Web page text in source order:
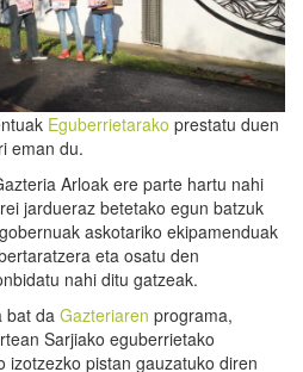
Eguberrietarako prestatu duen
eman du.
Arloak ere parte hartu nahi
jardueraz betetako egun batzuk
askotariko ekipamenduak
eta osatu den
nahi ditu gatzeak.
bat da Gazteriaren programa,
Sarjiako eguberrietako
izotzezko pistan gauzatuko diren